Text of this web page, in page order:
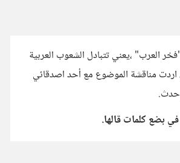
العرب" ،يعني تتبادل الشعوب العربية
اردت مناقشة الموضوع مع أحد اصدقائي
حدث.
بضع كلمات قالها.